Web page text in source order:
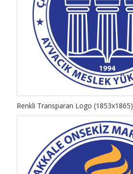
Renkli Transparan Logo (1853x1865)